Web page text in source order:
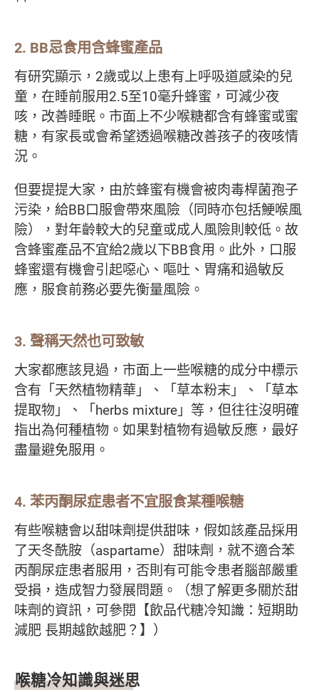
2. BB忌食用含蜂蜜產品
有研究顯示，2歲或以上患有上呼吸道感染的兒
童，在睡前服用2.5至10毫升蜂蜜，可減少夜
咳，改善睡眠。市面上不少喉糖都含有蜂蜜或蜜
糖，有家長或會希望透過喉糖改善孩子的夜咳情
況。
但要提提大家，由於蜂蜜有機會被肉毒桿菌孢子
污染，給BB口服會帶來風險（同時亦包括鯁喉風
險），對年齡較大的兒童或成人風險則較低。故
含蜂蜜產品不宜給2歲以下BB食用。此外，口服
蜂蜜還有機會引起噁心、嘔吐、胃痛和過敏反
應，服食前務必要先衡量風險。
3. 聲稱天然也可致敏
大家都應該見過，市面上一些喉糖的成分中標示
含有「天然植物精華」、「草本粉末」、「草本
提取物」、「herbs mixture」等，但往往沒明確
指出為何種植物。如果對植物有過敏反應，最好
盡量避免服用。
4. 苯丙酮尿症患者不宜服食某種喉糖
有些喉糖會以甜味劑提供甜味，假如該產品採用
了天冬酰胺（aspartame）甜味劑，就不適合苯
丙酮尿症患者服用，否則有可能令患者腦部嚴重
受損，造成智力發展問題。（想了解更多關於甜
味劑的資訊，可參閱【飲品代糖冷知識：短期助
減肥 長期越飲越肥？】）
喉糖冷知識與迷思